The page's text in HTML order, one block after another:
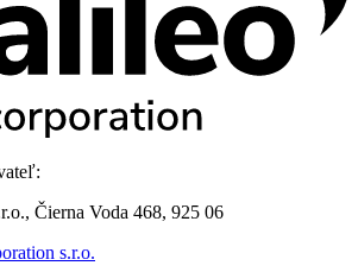
Čierna Voda 468, 925 06
s.r.o.